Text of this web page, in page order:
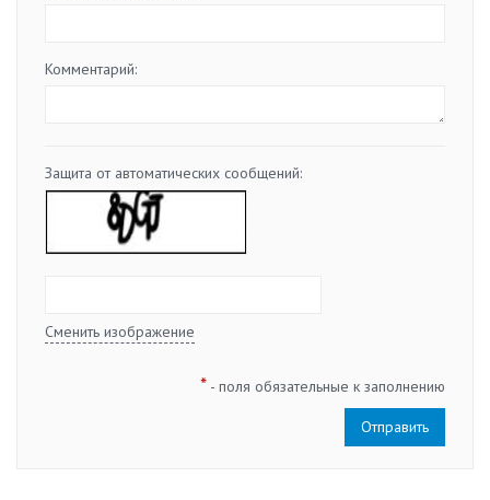
Комментарий:
Защита от автоматических сообщений:
Сменить изображение
* - поля обязательные к заполнению